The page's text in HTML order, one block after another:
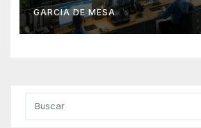
GARCIA DE MESA